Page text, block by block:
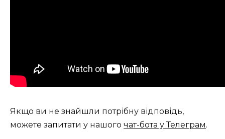
Якщо ви не знайшли потрібну відповідь,
можете запитати у нашого чат-бота у Телеграм.